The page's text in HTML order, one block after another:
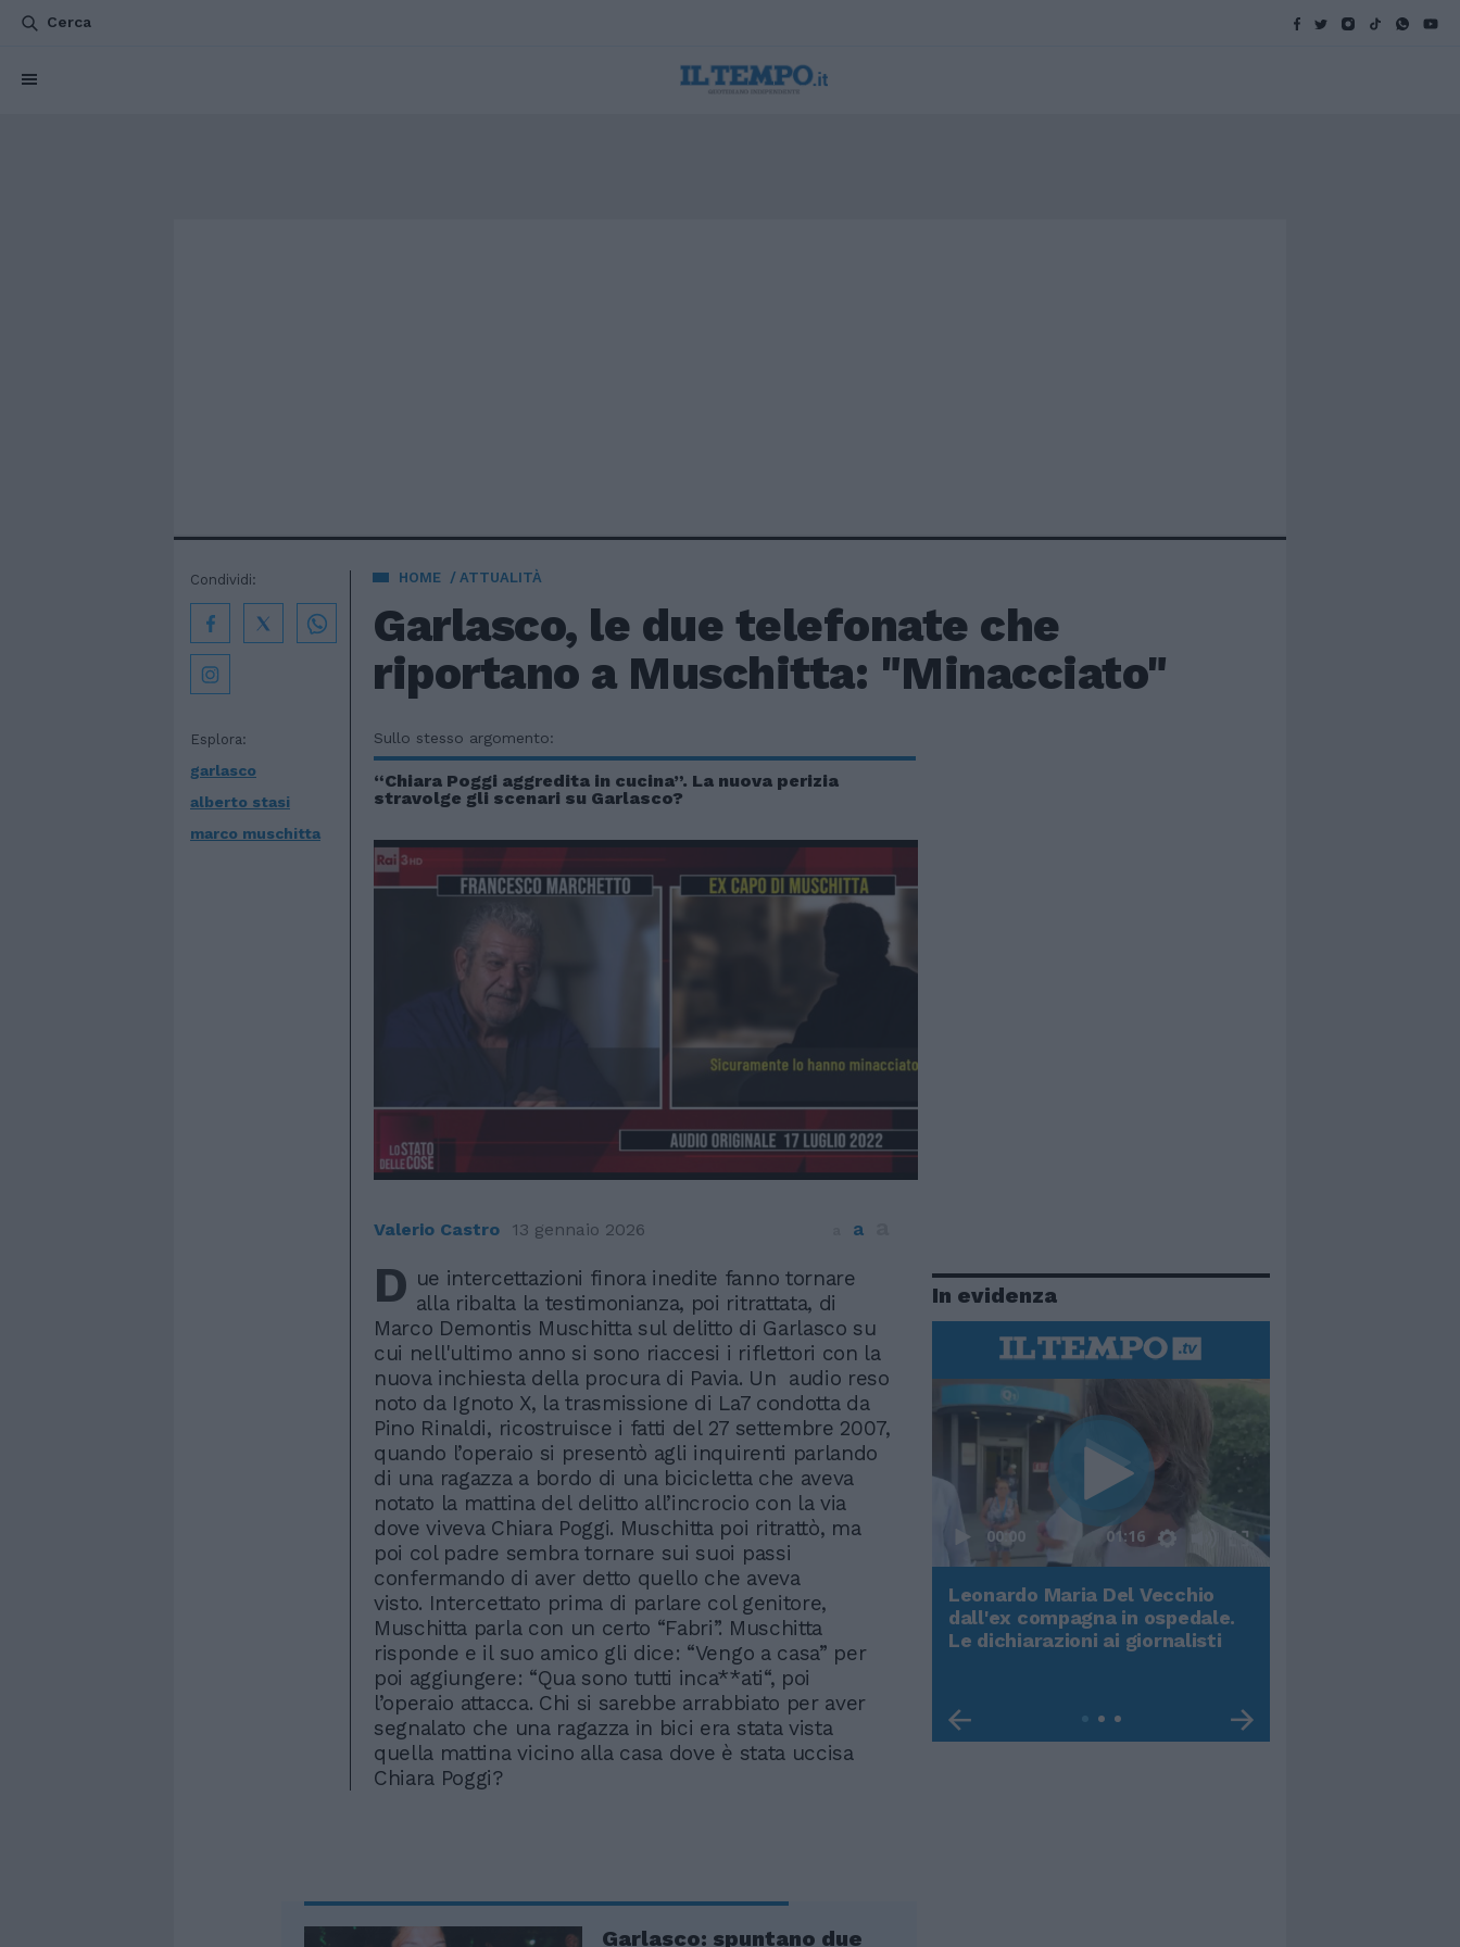
Cerca
HOME ATTUALITÀ
Garlasco, le due telefonate che
riportano a Muschitta: "Minacciato"
Esplora:
garlasco
alberto stasi
marco muschitta
Condividi:
Sullo stesso argomento:
“Chiara Poggi aggredita in cucina”. La nuova perizia
stravolge gli scenari su Garlasco?
Valerio Castro 13 gennaio 2026 a
D ue intercettazioni finora inedite fanno tornare
alla ribalta la testimonianza, poi ritrattata, di
Marco Demontis Muschitta sul delitto di Garlasco su
cui nell'ultimo anno si sono riaccesi i riflettori con la
nuova inchiesta della procura di Pavia. Un audio reso
noto da Ignoto X, la trasmissione di La7 condotta da
Pino Rinaldi, ricostruisce i fatti del 27 settembre 2007,
quando l’operaio si presentò agli inquirenti parlando
di una ragazza a bordo di una bicicletta che aveva
notato la mattina del delitto all’incrocio con la via
dove viveva Chiara Poggi. Muschitta poi ritrattò, ma
poi col padre sembra tornare sui suoi passi
confermando di aver detto quello che aveva
visto. Intercettato prima di parlare col genitore,
Muschitta parla con un certo “Fabri”. Muschitta
risponde e il suo amico gli dice: “Vengo a casa” per
poi aggiungere: “Qua sono tutti inca**ati“, poi
l’operaio attacca. Chi si sarebbe arrabbiato per aver
segnalato che una ragazza in bici era stata vista
quella mattina vicino alla casa dove è stata uccisa
Chiara Poggi?
Garlasco: spuntano due
In evidenza
Rudy Giuliani a Come States?
Trump, Meloni e la strategia
americana
00:00 01:16
Leonardo Maria Del Vecchio
dall'ex compagna in ospedale.
Le dichiarazioni ai giornalisti